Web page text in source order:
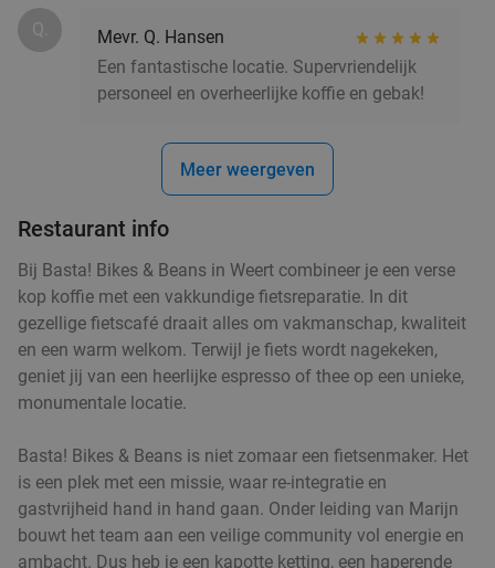
Q.
Mevr. Q. Hansen
Een fantastische locatie. Supervriendelijk
personeel en overheerlijke koffie en gebak!
Meer weergeven
Restaurant info
Bij Basta! Bikes & Beans in Weert combineer je een verse
kop koffie met een vakkundige fietsreparatie. In dit
gezellige fietscafé draait alles om vakmanschap, kwaliteit
en een warm welkom. Terwijl je fiets wordt nagekeken,
geniet jij van een heerlijke espresso of thee op een unieke,
monumentale locatie.
Basta! Bikes & Beans is niet zomaar een fietsenmaker. Het
is een plek met een missie, waar re-integratie en
gastvrijheid hand in hand gaan. Onder leiding van Marijn
bouwt het team aan een veilige community vol energie en
ambacht. Dus heb je een kapotte ketting, een haperende